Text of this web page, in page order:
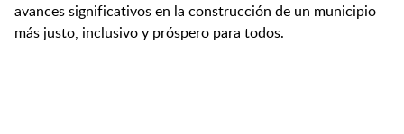
avances significativos en la construcción de un municipio
más justo, inclusivo y próspero para todos.